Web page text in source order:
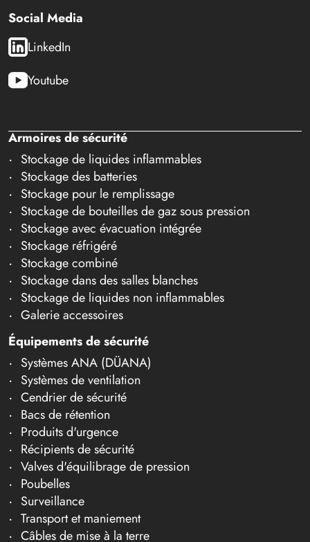
Social Media
LinkedIn
Youtube
Armoires de sécurité
Stockage de liquides inflammables
Stockage des batteries
Stockage pour le remplissage
Stockage de bouteilles de gaz sous pression
Stockage avec évacuation intégrée
Stockage réfrigéré
Stockage combiné
Stockage dans des salles blanches
Stockage de liquides non inflammables
Galerie accessoires
Équipements de sécurité
Systèmes ANA (DÜANA)
Systèmes de ventilation
Cendrier de sécurité
Bacs de rétention
Produits d'urgence
Récipients de sécurité
Valves d'équilibrage de pression
Poubelles
Surveillance
Transport et maniement
Câbles de mise à la terre